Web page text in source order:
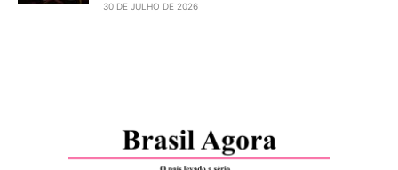
30 DE JULHO DE 2026